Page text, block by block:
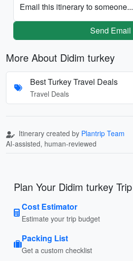
Email this itinerary to someone...
Send Email
More About Didim turkey
Best Turkey Travel Deals
Travel Deals
Itinerary created by Plantrip Team
AI-assisted, human-reviewed
Plan Your Didim turkey Trip
Cost Estimator
Estimate your trip budget
Packing List
Get a custom checklist